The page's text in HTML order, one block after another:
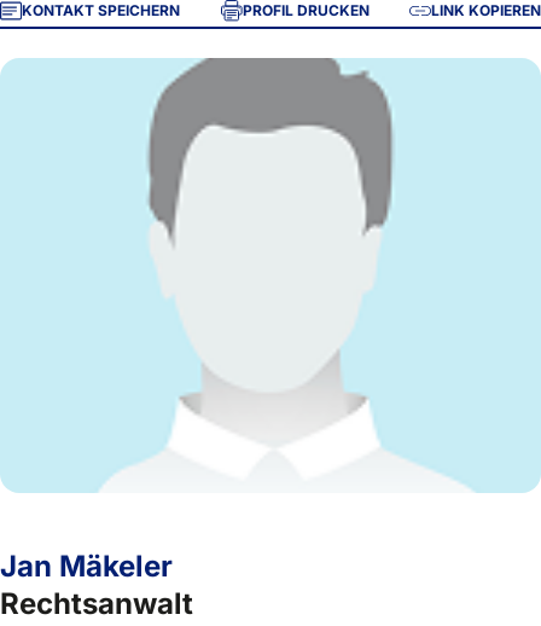
KONTAKT SPEICHERN PROFIL DRUCKEN LINK KOPIEREN
Jan Mäkeler
Rechtsanwalt